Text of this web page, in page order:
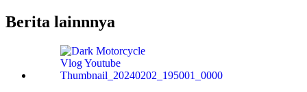
Berita lainnnya